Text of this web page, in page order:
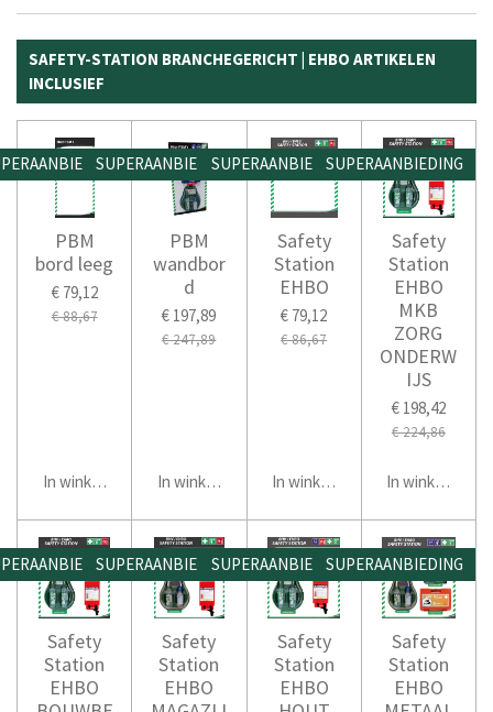
SAFETY-STATION BRANCHEGERICHT | EHBO ARTIKELEN
INCLUSIEF
PBM
bord leeg
€ 79,12
€ 88,67
In winkelwagen
SUPERAANBIEDING
PBM
wandbor
d
€ 197,89
€ 247,89
In winkelwagen
SUPERAANBIEDING
Safety
Station
EHBO
€ 79,12
€ 86,67
In winkelwagen
SUPERAANBIEDING
Safety
Station
EHBO
MKB
ZORG
ONDERW
IJS
€ 198,42
€ 224,86
In winkelwagen
Safety
Station
EHBO
SUPERAANBIEDING
Safety
Station
EHBO
SUPERAANBIEDING
Safety
Station
EHBO
SUPERAANBIEDING
Safety
Station
EHBO